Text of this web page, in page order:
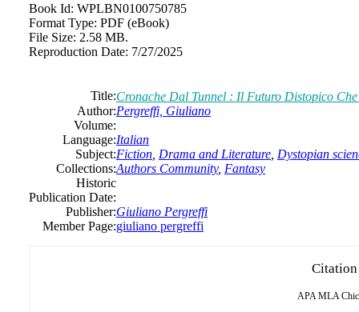
Book Id: WPLBN0100750785
Format Type: PDF (eBook)
File Size: 2.58 MB.
Reproduction Date: 7/27/2025
Title:Cronache Dal Tunnel : Il Futuro Distopico
Author:Pergreffi, Giuliano
Volume:
Language:Italian
Subject:Fiction Drama and Literature Dystopian
Collections:Authors Community, Fantasy
Historic
Publication Date:
Publisher:Giuliano Pergreffi
Member Page:giuliano pergreffi
Citation
APA MLA